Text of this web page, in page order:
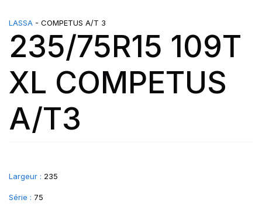
LASSA - COMPETUS A/T 3
235/75R15 109T
XL COMPETUS
A/T3
Largeur : 235
Série : 75